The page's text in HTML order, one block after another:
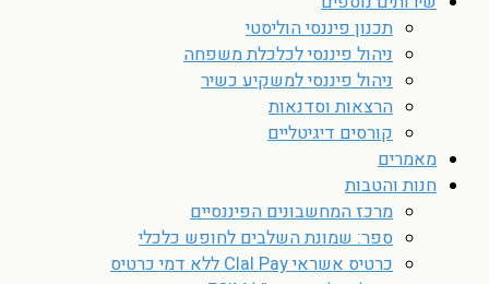
תכנון פיננסי הוליסטי
ניהול פיננסי לכלכלת משפחה
ניהול פיננסי למשקיע כשיר
הרצאות וסדנאות
קורסים דיגיטליים
מאמרים
חנות והטבות
מרכז המחשבונים הפיננסיים
ספר: שמונת השלבים לחופש כלכלי
כרטיס אשראי Clal Pay ללא דמי כרטיס